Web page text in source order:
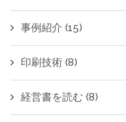
事例紹介 (15)
印刷技術 (8)
経営書を読む (8)